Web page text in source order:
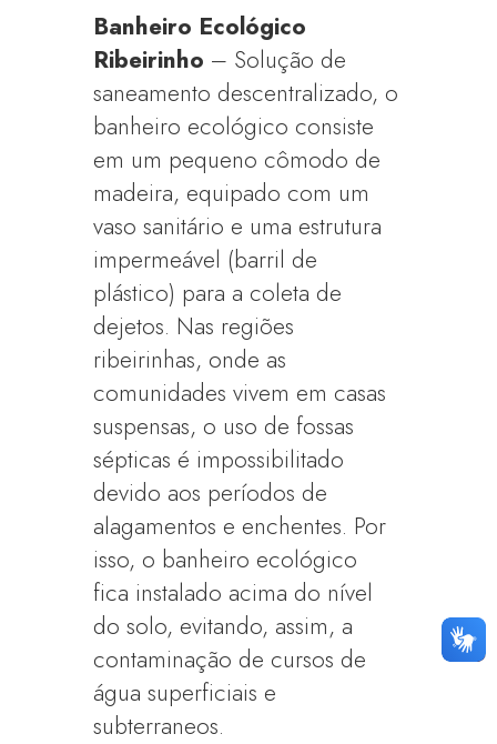
Banheiro Ecológico
Ribeirinho – Solução de
saneamento descentralizado, o
banheiro ecológico consiste
em um pequeno cômodo de
madeira, equipado com um
vaso sanitário e uma estrutura
impermeável (barril de
plástico) para a coleta de
dejetos. Nas regiões
ribeirinhas, onde as
comunidades vivem em casas
suspensas, o uso de fossas
sépticas é impossibilitado
devido aos períodos de
alagamentos e enchentes. Por
isso, o banheiro ecológico
fica instalado acima do nível
do solo, evitando, assim, a
contaminação de cursos de
água superficiais e
subterraneos.